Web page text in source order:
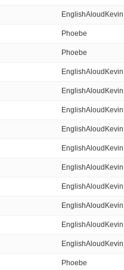
EnglishAloudKevin
Phoebe
Phoebe
EnglishAloudKevin
EnglishAloudKevin
EnglishAloudKevin
EnglishAloudKevin
EnglishAloudKevin
EnglishAloudKevin
EnglishAloudKevin
EnglishAloudKevin
EnglishAloudKevin
EnglishAloudKevin
Phoebe